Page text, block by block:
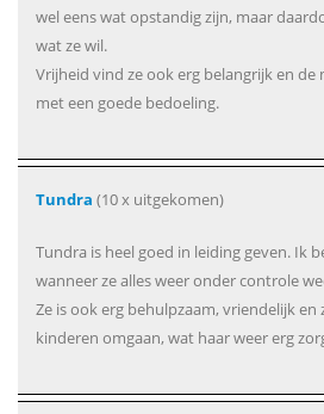
wel eens wat opstandig zijn, maar
wat ze wil.
Vrijheid vind ze ook erg belangrijk en de
met een goede bedoeling.
Tundra (10 x uitgekomen)
Tundra is heel goed in leiding geven. Ik
wanneer ze alles weer onder controle
Ze is ook erg behulpzaam, vriendelijk en
kinderen omgaan, wat haar weer erg